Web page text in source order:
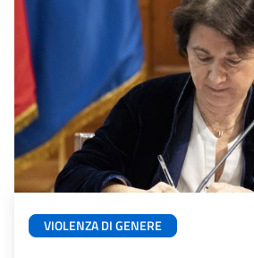
VIOLENZA DI GENERE